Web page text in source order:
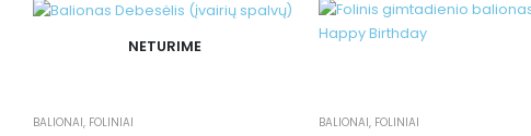
NETURIME
BALIONAI, FOLINIAI BALIONAI, FOLINIAI